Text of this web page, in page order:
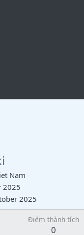
Nam
2025
2025
Điểm thành tích
0